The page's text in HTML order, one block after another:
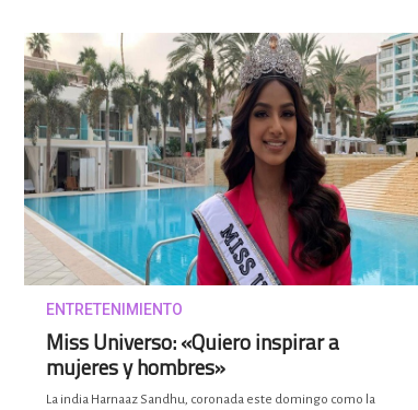
ENTRETENIMIENTO
Miss Universo: «Quiero inspirar a
mujeres y hombres»
La india Harnaaz Sandhu, coronada este domingo como la